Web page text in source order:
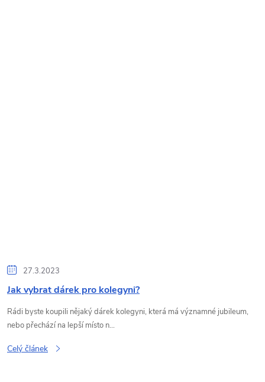
27.3.2023
Jak vybrat dárek pro kolegyni?
Rádi byste koupili nějaký dárek kolegyni, která má významné jubileum,
nebo přechází na lepší místo n...
Celý článek